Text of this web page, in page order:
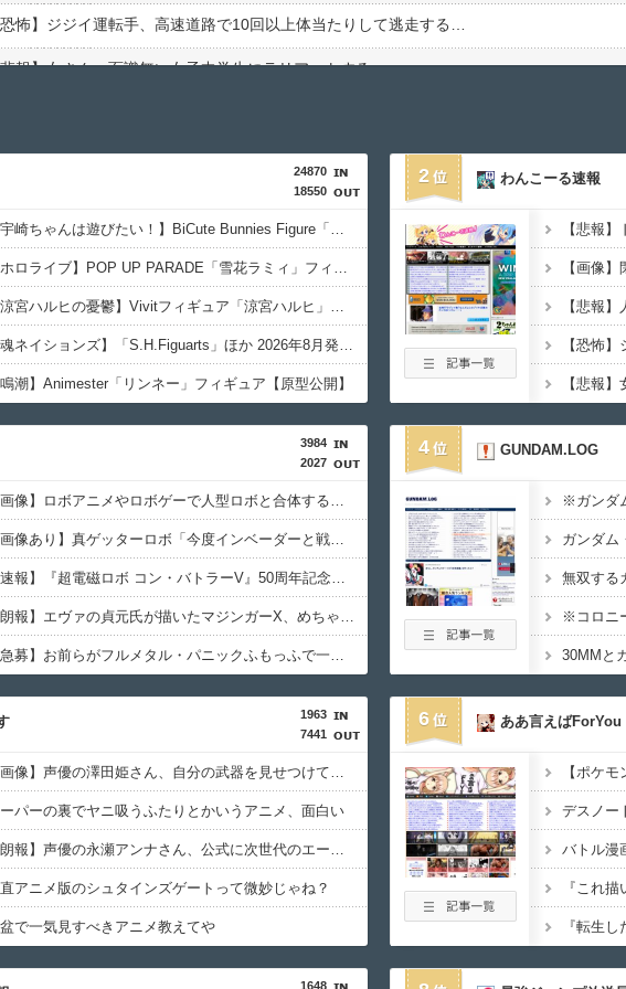
恐怖】ジジイ運転手、高速道路で10回以上体当たりして逃走する…
報】女さん、面識無い女子中学生にラリアットするｗｗｗｗｗ
ブライブ！】【画像】近江彼方(身長158cm・B85・W60・H86)←これ
考察】ラブライブ！の複数グループ同時展開は正解なのか、ネットの声から考える
報】脚本家「原作改変して元よりつまらなくしたろ！」←何がしたいの？
ノートの主人公がお前らだった時にありがちなことｗｗｗｗｗ
悲報】クレーンゲームの景品、ガチで腐ってしまうｗｗｗｗ
鬼滅の刃」の煉獄杏寿郎さんって、すぐに退場したのに何で人気あるの？？
ンダムの世界の上級国民はなぜ地球に執着するのか
画像】有名女性声優「私はね、ハゲてる人が好きなの」
ブライブ！】Liella!に入ってきたのが果南だったら
決】アニメ業界「助けて！原作が枯渇してるの！」←いや既存作品の2期やったら良い
ラブライブ！】ハマダ歌謡祭に降幡愛さんが出演
報】ボートでかっ飛ばしてたセレブ集団、ふっ飛ぶｗｗｗｗ
ラブライブ！】これが、105期蓮ノ空女学院スクールアイドルクラブ最後の曲
】小鈴「ぬいぐるみを手に入れた人への注意喚起」【ラブライブ！蓮ノ空】
報】K-POPオタク「よ～し抽選当たったしアイドルとチェキを撮るぞ！」→結果ｗｗｗ
24870
18550
【宇崎ちゃんは遊びたい！】BiCute Bunnies Figure「宇崎花」「宇崎月」メタリックパープルver. プライズフィギュア【ラウンドワン限定で展開決定】
【ホロライブ】POP UP PARADE「雪花ラミィ」フィギュア【本日発売】
【涼宮ハルヒの憂鬱】Vivitフィギュア「涼宮ハルヒ」プライズフィギュア【彩色原型公開】
【魂ネイションズ】「S.H.Figuarts」ほか 2026年8月発売商品【スケジュール公開】
鳴潮】Animester「リンネー」フィギュア【原型公開】
2 わんこーる速報
3984
2027
【画像】ロボアニメやロボゲーで人型ロボと合体する巨大なオプション装備に脳を焼かれた事がある奴ｗｗｗｗ
【画像あり】真ゲッターロボ「今度インベーダーと戦うんですって？コツ教えましょうか？」ガンダム「…」
【速報】『超電磁ロボ コン・バトラーV』50周年記念特別映像が公開！コン・バトラーV6…！？ビクトリーファイブのコン・バトラーV6じゃないか！！！（動画あり）
【朗報】エヴァの貞元氏が描いたマジンガーX、めちゃくちゃカッコいい…（画像あり）
【急募】お前らがフルメタル・パニックふもっふで一番好きな回（画像あり）
4 GUNDAM.LOG
※ガンダ
ガンダム
無双する
※コロニ
1963
7441
【画像】声優の澤田姫さん、自分の武器を見せつけてしまうｗｗｗｗ
パーの裏でヤニ吸うふたりとかいうアニメ、面白い
【朗報】声優の永瀬アンナさん、公式に次世代のエースとして認められる
アニメ版のシュタインズゲートって微妙じゃね？
で一気見すべきアニメ教えてや
6 ああ言えばForYou
バトル漫
1648